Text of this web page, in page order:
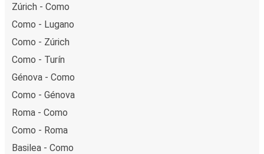
Zúrich - Como
Como - Lugano
Como - Zúrich
Como - Turín
Génova - Como
Como - Génova
Roma - Como
Como - Roma
Basilea - Como